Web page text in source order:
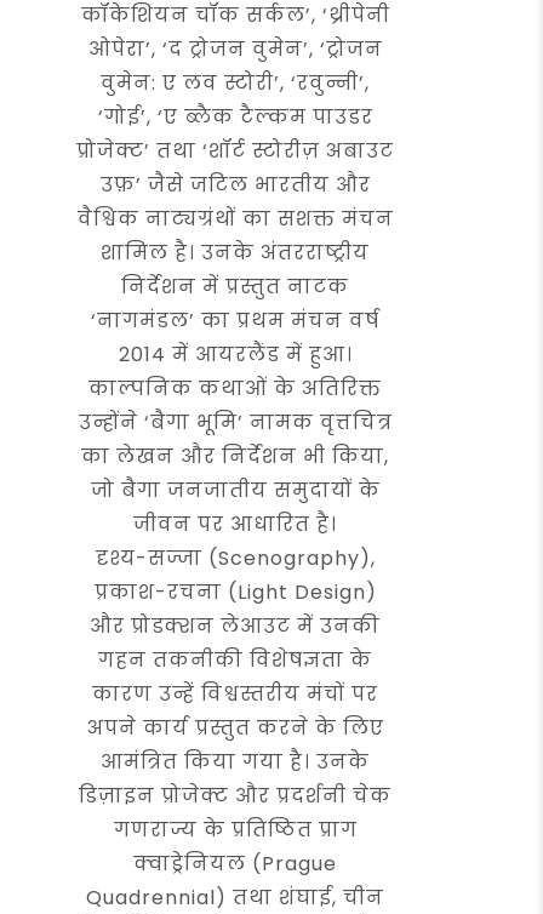
कॉकेशियन चॉक सर्कल’, ‘थ्रीपेनी
ओपेरा’, ‘द ट्रोजन वुमेन’, ‘ट्रोजन
वुमेन: ए लव स्टोरी’, ‘रवुन्नी’,
‘गोई’, ‘ए ब्लैक टैल्कम पाउडर
प्रोजेक्ट’ तथा ‘शॉर्ट स्टोरीज़ अबाउट
उफ़’ जैसे जटिल भारतीय और
वैश्विक नाट्यग्रंथों का सशक्त मंचन
शामिल है। उनके अंतरराष्ट्रीय
निर्देशन में प्रस्तुत नाटक
‘नागमंडल’ का प्रथम मंचन वर्ष
2014 में आयरलैंड में हुआ।
काल्पनिक कथाओं के अतिरिक्त
उन्होंने ‘बैगा भूमि’ नामक वृत्तचित्र
का लेखन और निर्देशन भी किया,
जो बैगा जनजातीय समुदायों के
जीवन पर आधारित है।
दृश्य-सज्जा (Scenography),
प्रकाश-रचना (Light Design)
और प्रोडक्शन लेआउट में उनकी
गहन तकनीकी विशेषज्ञता के
कारण उन्हें विश्वस्तरीय मंचों पर
अपने कार्य प्रस्तुत करने के लिए
आमंत्रित किया गया है। उनके
डिज़ाइन प्रोजेक्ट और प्रदर्शनी चेक
गणराज्य के प्रतिष्ठित प्राग
क्वाड्रेनियल (Prague
Quadrennial) तथा शंघाई, चीन